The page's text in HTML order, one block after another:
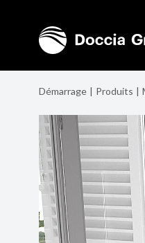
Démarrage Produits